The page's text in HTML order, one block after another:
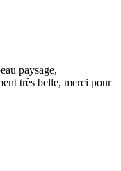
paysage,
très belle, merci pour